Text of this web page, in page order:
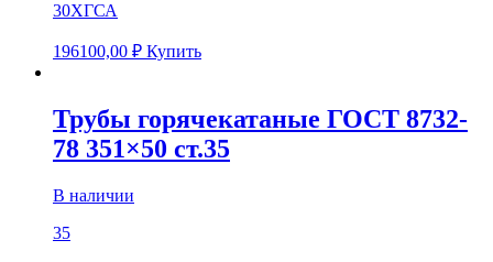
30ХГСА
196100,00 ₽ Купить
Трубы горячекатаные ГОСТ 8732-
78 351×50 ст.35
В наличии
35